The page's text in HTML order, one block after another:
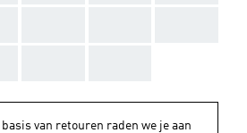
basis van retouren raden we je aan